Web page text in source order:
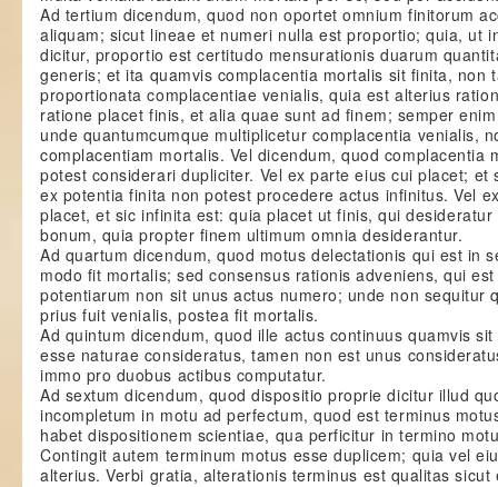
Ad tertium dicendum, quod non oportet omnium finitorum
aliquam; sicut lineae et numeri nulla est proportio; quia, ut
dicitur, proportio est certitudo mensurationis duarum
generis; et ita quamvis complacentia mortalis sit finita, non
proportionata complacentiae venialis, quia est alterius
ratione placet finis, et alia quae sunt ad finem; semper
unde quantumcumque multiplicetur complacentia venialis,
complacentiam mortalis. Vel dicendum, quod complacentia
potest considerari dupliciter. Vel ex parte eius cui placet; et
ex potentia finita non potest procedere actus infinitus. Vel
placet, et sic infinita est: quia placet ut finis, qui
bonum, quia propter finem ultimum omnia desiderantur.
Ad quartum dicendum, quod motus delectationis qui est in
modo fit mortalis; sed consensus rationis adveniens, qui
potentiarum non sit unus actus numero; unde non sequitur
prius fuit venialis, postea fit mortalis.
Ad quintum dicendum, quod ille actus continuus quamvis
esse naturae consideratus, tamen non est unus
immo pro duobus actibus computatur.
Ad sextum dicendum, quod dispositio proprie dicitur illud
incompletum in motu ad perfectum, quod est terminus
habet dispositionem scientiae, qua perficitur in termino
Contingit autem terminum motus esse duplicem; quia vel
alterius. Verbi gratia, alterationis terminus est qualitas sicut